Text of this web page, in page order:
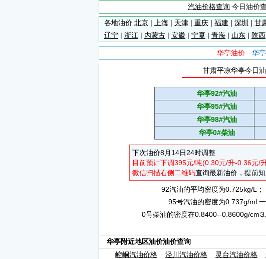
汽油价格查询 今日油价
各地油价 北京 | 上海 | 天津 | 重庆 | 福建 | 深圳 | 甘
辽宁 | 浙江 | 内蒙古 | 安徽 | 宁夏 | 青海 | 山东 | 陕西
华亭油价 华
甘肃平凉华亭今日
华亭92#汽油
华亭95#汽油
华亭98#汽油
华亭0#柴油
下次油价8月14日24时调整
目前预计下调395元/吨(0.30元/升-0.36元/
微信扫描右侧二维码查询最新油价，提前
92汽油的平均密度为0.725kg/L
95号汽油的密度为0.737g/ml
0号柴油的密度在0.8400--0.8600g/
华亭附近地区油价油价查询
崆峒汽油价格
泾川汽油价格 灵台汽油价格